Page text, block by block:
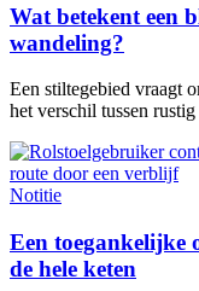
Wat betekent een
wandeling?
Een stiltegebied vraagt
het verschil tussen
Notitie
Een toegankelijke
de hele keten